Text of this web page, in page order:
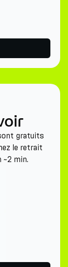
gratuits
le retrait
min.